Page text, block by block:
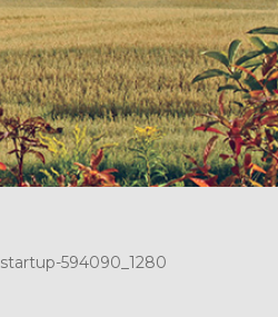
startup-594090_1280